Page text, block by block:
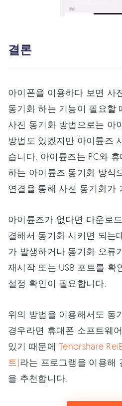
결론
아이폰을 이용하다 보면 사
동기화 하는 기능이 필요할
사진 동기화 방법으로는 아
방법도 있겠지만 아이튠즈
습니다. 아이튠즈는 PC와
하는 아이튠즈 동기화 방식
연결을 통해 사진 동기화가
아이튠즈가 없다면 다운로
결해서 동기화 시키면 되는
가 발생하거나 동기화 오류
재시작 또는 USB 포트를 확
설정 확인이 필요합니다.
위의 방법을 이용해서도 동
경우라면 휴대폰 소프트웨
있기 때문에Tenorshare
트)라는 프로그램을 이용해
을 추천합니다.